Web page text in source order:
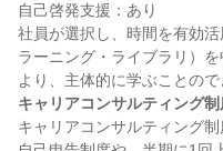
自己啓発支援：あり
社員が選択し、時間を有効
ラーニング・ライブラリ）
キャリアコンサルティング制
キャリアコンサルティング制